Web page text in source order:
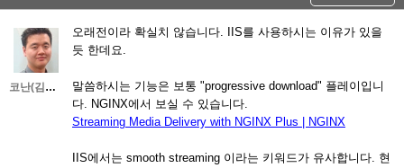
코난(김대우)
오래전이라 확실치 않습니다. IIS를 사용하시는 이유가 있을
듯 한데요.
말씀하시는 기능은 보통 "progressive download" 플레이입니
다. NGINX에서 보실 수 있습니다.
Streaming Media Delivery with NGINX Plus | NGINX
IIS에서는 smooth streaming 이라는 키워드가 유사합니다. 현